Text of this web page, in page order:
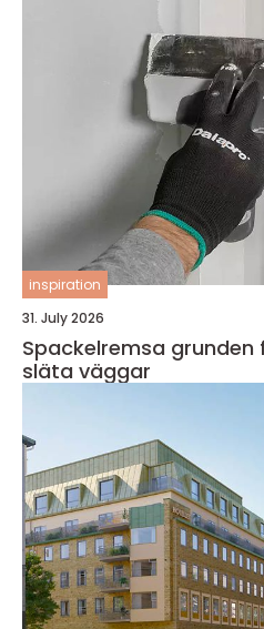
inspiration
31. July 2026
Spackelremsa grunden för hållbara och
släta väggar